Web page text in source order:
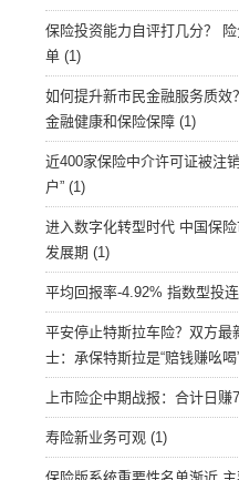
保险投资能力自评打几分？ 险
单 (1)
如何提升新市民金融服务质效
金融健康和保险保障 (1)
近400家保险中介许可证被注
户” (1)
进入数字化转型时代 中国保
发展期 (1)
平均回报率-4.92% 指数型投
平安停止特斯拉车险？双方最
士：承保特斯拉是“赔钱赚吆喝
上市险企中期战报：合计日赚
寿险新业务可观 (1)